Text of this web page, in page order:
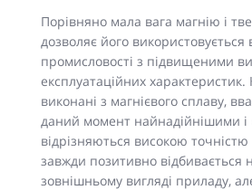
Порівняно мала вага магнію і
дозволяє його використовується
промисловості з підвищеними
експлуатаційних характеристик.
виконані з магнієвого сплаву,
даний момент найнадійнішими і
відрізняються високою
завжди позитивно відбивається
зовнішньому вигляді приладу,